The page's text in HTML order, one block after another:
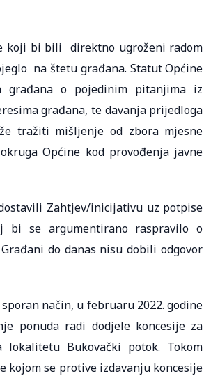
koji bi bili direktno ugroženi radom
na štetu građana. Statut Općine
građana o pojedinim pitanjima iz
građana, te davanja prijedloga
tražiti mišljenje od zbora mjesne
Općine kod provođenja javne
Zahtjev/inicijativu uz potpise
bi se argumentirano raspravilo o
do danas nisu dobili odgovor
način, u februaru 2022. godine
ponuda radi dodjele koncesije za
Bukovački potok. Tokom
kojom se protive izdavanju koncesije